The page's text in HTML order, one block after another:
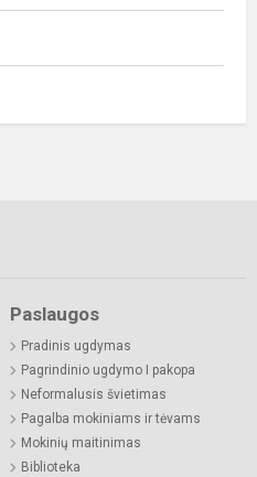
Paslaugos
Pradinis ugdymas
Pagrindinio ugdymo I pakopa
Neformalusis švietimas
Pagalba mokiniams ir tėvams
Mokinių maitinimas
Biblioteka